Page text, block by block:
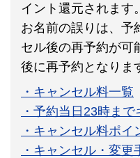
イント還元されます。
お名前の誤りは、予
セル後の再予約が可
後に再予約となりま
・キャンセル料一覧
・予約当日23時ま
・キャンセル料ポイ
・キャンセル・変更